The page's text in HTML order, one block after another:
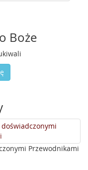
Boże
Przewodnikami